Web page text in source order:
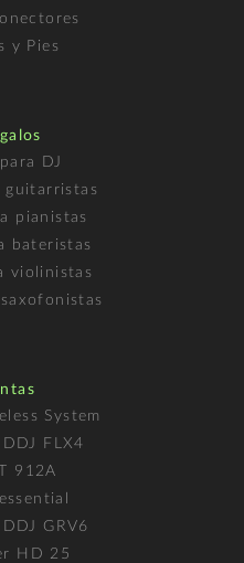
y Pies
DJ
guitarristas
pianistas
bateristas
violinistas
System
FLX4
912A
GRV6
HD 25